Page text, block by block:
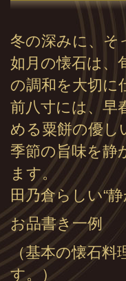
冬の深みに、そ
如月の懐石は、
の調和を大切に
前八寸には、早
める粟餅の優し
季節の旨味を静
ます。
田乃倉らしい“
お品書き一例
（基本の懐石料
す。）